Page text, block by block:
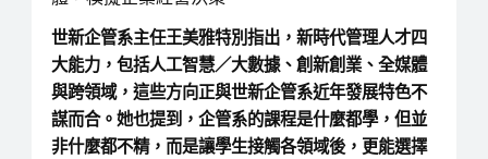
世新企管系主任王美雅特別指出，新時代管理人才四
大能力，包括人工智慧／大數據、創新創業、全媒體
與跨領域，這些方向正與世新企管系近年發展特色不
謀而合。她也提到，企管系的課程是什麼都學，但並
非什麼都不精，而是讓學生接觸各領域後，更能選擇